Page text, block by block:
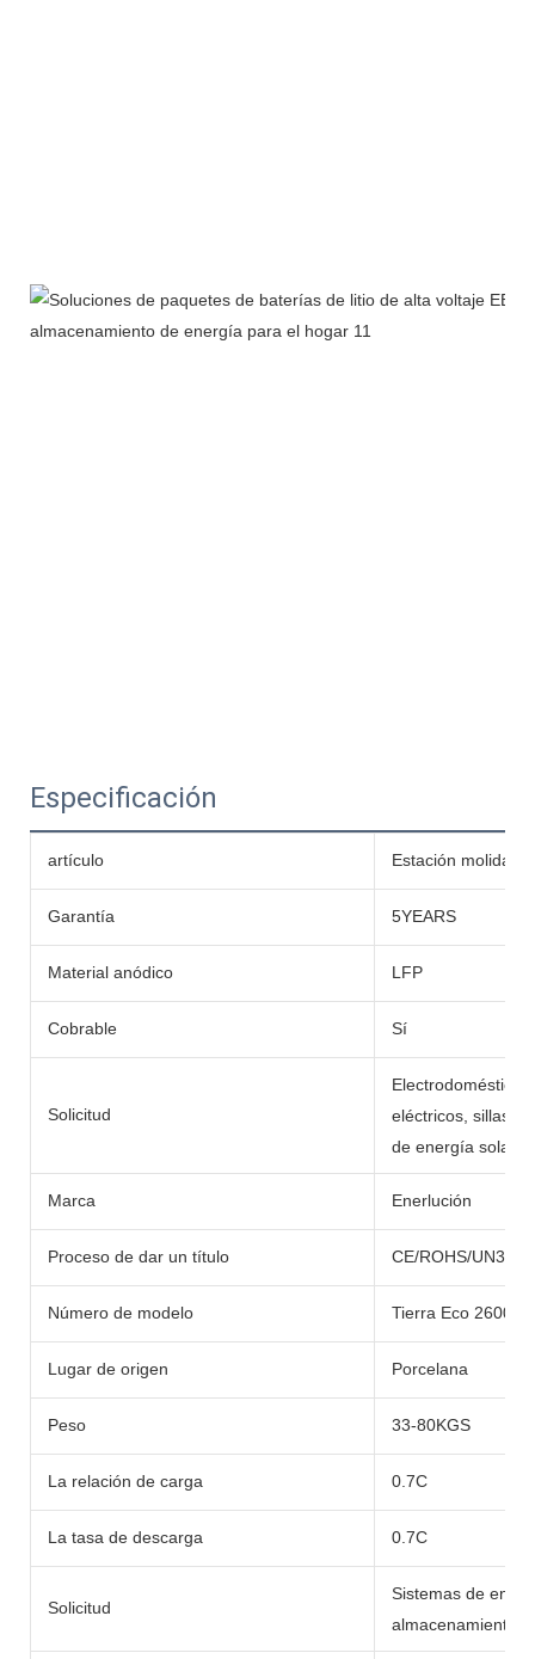
Especificación
artículo Estación molida
Garantía 5YEARS
Material anódico LFP
Cobrable Sí
Solicitud
eléctricos, sillas
de energía solar,
Marca Enerlución
Proceso de dar un título CE/ROHS/
Número de modelo Tierra Eco 2600-L
Lugar de origen Porcelana
Peso 33-80KGS
La relación de carga 0.7C
La tasa de descarga 0.7C
Solicitud
Sistemas de
almacenamiento